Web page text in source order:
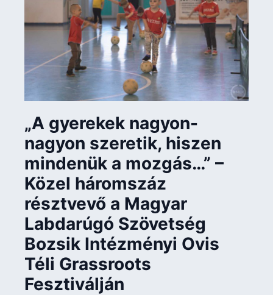
„A gyerekek nagyon-
nagyon szeretik, hiszen
mindenük a mozgás…” –
Közel háromszáz
résztvevő a Magyar
Labdarúgó Szövetség
Bozsik Intézményi Ovis
Téli Grassroots
Fesztiválján